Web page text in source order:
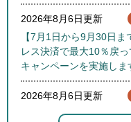
べ
て
）
2026年8月6日更新
【7月1日から9月30日
レス決済で最大10％戻
キャンペーンを実施しま
2026年8月6日更新
人口集計表（令和8年度